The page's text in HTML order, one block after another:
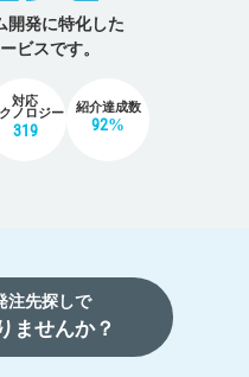
開発に特化した
ビスです。
対応
ノロジー
319
紹介達成数
92%
注先探しで
ませんか？